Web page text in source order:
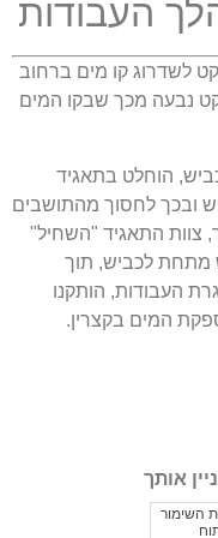
העבודות
לשדרוג קו מים ברחוב
נבעה מכך שבקו המים
הוחלט בתאגיד
ובכך לחסוך מהתושבים
צוות התאגיד "השחיל"
מתחת לכביש, תוך
העבודות, הותקנו
המים בקצרין.
אותך